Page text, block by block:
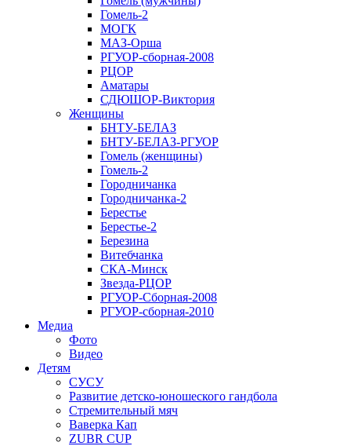
Гомель-2
МОГК
МАЗ-Орша
РГУОР-сборная-2008
РЦОР
Аматары
СДЮШОР-Виктория
Женщины
БНТУ-БЕЛАЗ
БНТУ-БЕЛАЗ-РГУОР
Гомель (женщины)
Гомель-2
Городничанка
Городничанка-2
Берестье
Берестье-2
Березина
Витебчанка
СКА-Минск
Звезда-РЦОР
РГУОР-Сборная-2008
РГУОР-сборная-2010
Медиа
Фото
Видео
Детям
СУСУ
Развитие детско-юношеского гандбола
Стремительный мяч
Ваверка Кап
ZUBR CUP